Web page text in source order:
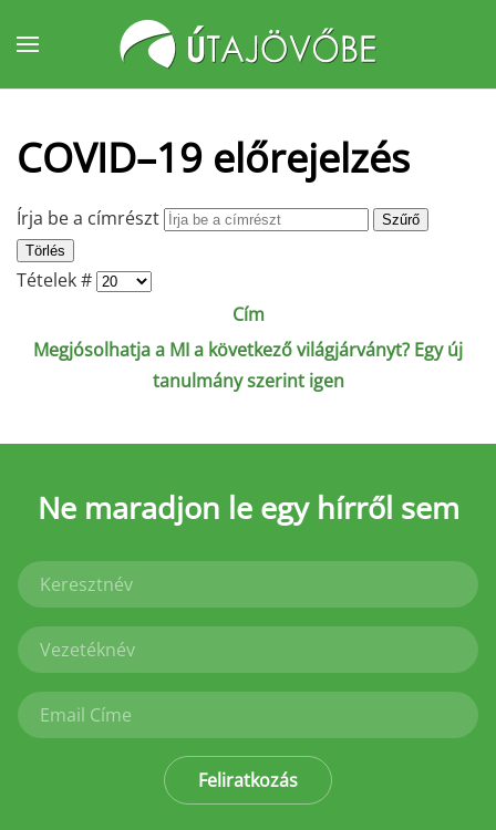
Fő tartalom átugrása
COVID–19 előrejelzés
Írja be a címrészt
Szűrő
Törlés
Tételek #
Cím
Megjósolhatja a MI a következő világjárványt? Egy új
tanulmány szerint igen
Ne maradjon le egy hírről sem
Feliratkozás